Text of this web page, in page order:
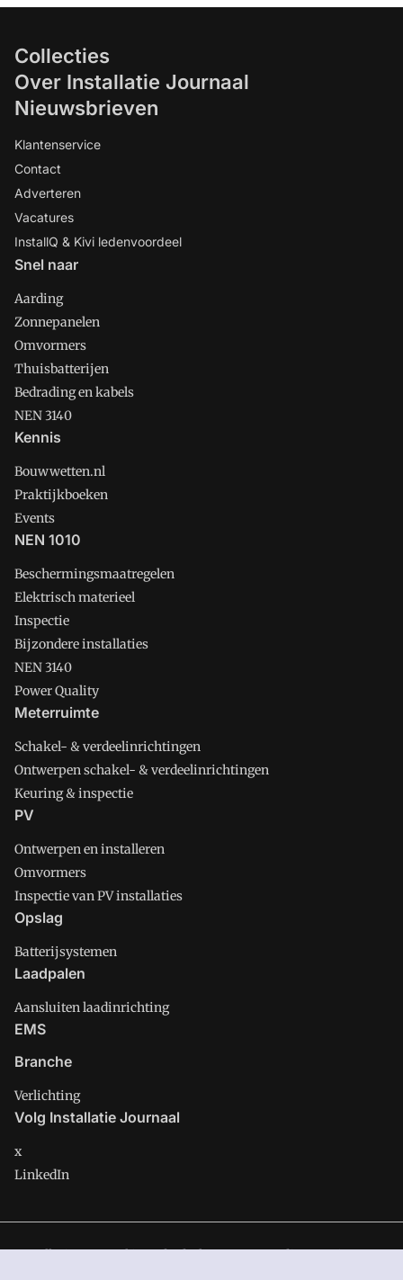
Collecties
Over Installatie Journaal
Nieuwsbrieven
Klantenservice
Contact
Adverteren
Vacatures
InstallQ & Kivi ledenvoordeel
Snel naar
Aarding
Zonnepanelen
Omvormers
Thuisbatterijen
Bedrading en kabels
NEN 3140
Kennis
Bouwwetten.nl
Praktijkboeken
Events
NEN 1010
Beschermingsmaatregelen
Elektrisch materieel
Inspectie
Bijzondere installaties
NEN 3140
Power Quality
Meterruimte
Schakel- & verdeelinrichtingen
Ontwerpen schakel- & verdeelinrichtingen
Keuring & inspectie
PV
Ontwerpen en installeren
Omvormers
Inspectie van PV installaties
Opslag
Batterijsystemen
Laadpalen
Aansluiten laadinrichting
EMS
Branche
Verlichting
Volg Installatie Journaal
x
LinkedIn
Installatie Journaal is onderdeel van VMN media. Lees inons